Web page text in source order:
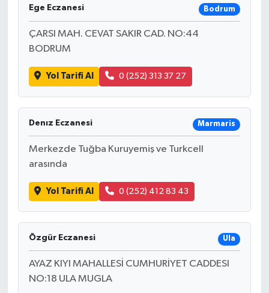
Ege Eczanesi Bodrum
ÇARSI MAH. CEVAT SAKIR CAD. NO:44
BODRUM
Yol Tarifi Al 0 (252) 313 37 27
Denız Eczanesi Marmaris
Merkezde Tuğba Kuruyemiş ve Turkcell
arasında
Yol Tarifi Al 0 (252) 412 83 43
Özgür Eczanesi Ula
AYAZ KIYI MAHALLESİ CUMHURİYET CADDESI
NO:18 ULA MUGLA